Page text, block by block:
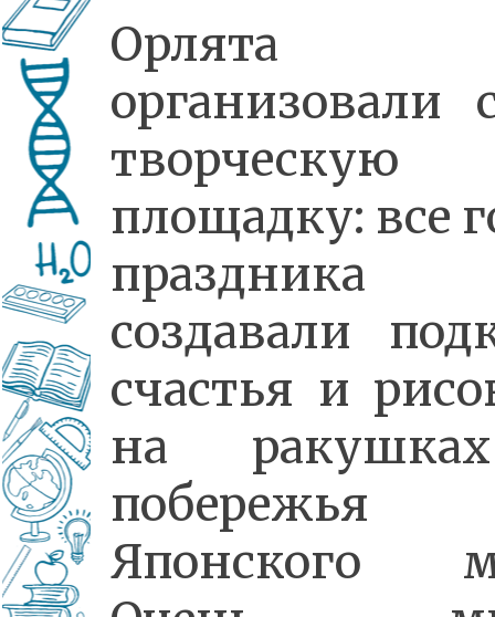
Орлята
организовали
творческую
площадку: все
праздника
создавали
счастья и
на
побережья
Японского